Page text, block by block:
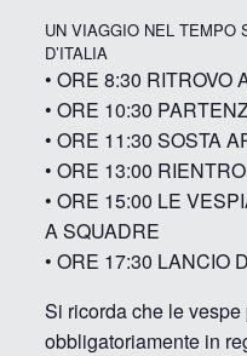
UN VIAGGIO NEL TEMPO
D’ITALIA
• ORE 8:30 RITROVO
• ORE 10:30
• ORE 11:30 SOSTA
• ORE 13:00
• ORE 15:00 LE
A SQUADRE
• ORE 17:30 LANCIO
Si ricorda che le
obbligatoriamente in